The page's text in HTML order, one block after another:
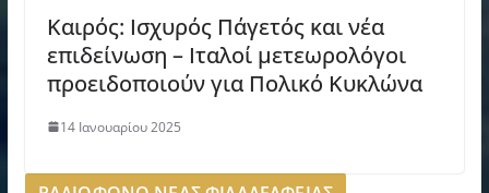
Καιρός: Ισχυρός Πάγετός και νέα
επιδείνωση – Ιταλοί μετεωρολόγοι
προειδοποιούν για Πολικό Κυκλώνα
14 Ιανουαρίου 2025